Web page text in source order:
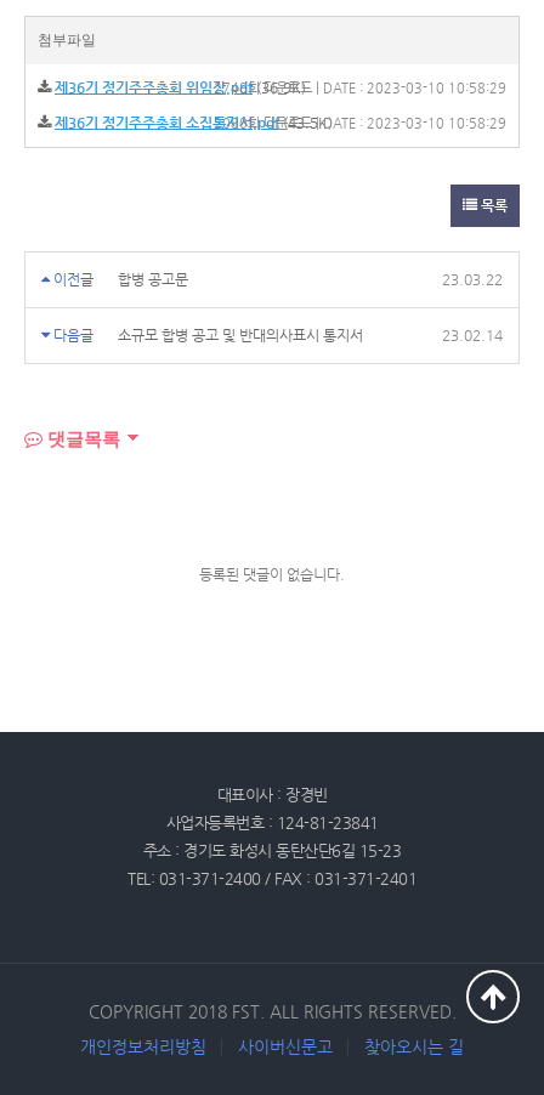
첨부파일
제36기 정기주주총회 위임장.pdf(36.9K)
2748회 다운로드 | DATE : 2023-03-10 10:58:29
제36기 정기주주총회 소집통지서.pdf(43.5K)
2080회 다운로드 | DATE : 2023-03-10 10:58:29
목록
이전글 합병 공고문 23.03.22
다음글 소규모 합병 공고 및 반대의사표시 통지서 23.02.14
댓글목록
등록된 댓글이 없습니다.
대표이사 : 장경빈
사업자등록번호 : 124-81-23841
주소 : 경기도 화성시 동탄산단6길 15-23
TEL: 031-371-2400 / FAX : 031-371-2401
COPYRIGHT 2018 FST. ALL RIGHTS RESERVED.
개인정보처리방침
사이버신문고 찾아오시는 길